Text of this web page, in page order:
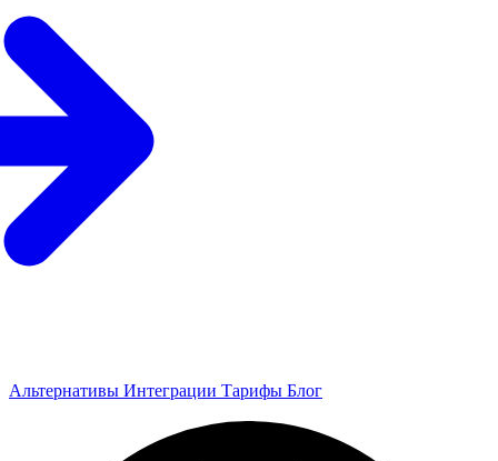
Альтернативы Интеграции Тарифы Блог